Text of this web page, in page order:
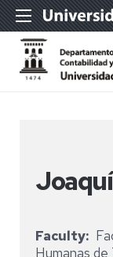
Faculty
Humanas de